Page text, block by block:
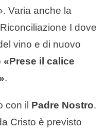
Varia anche la
I dove
vino e di nuovo
«Prese il calice
.
con il Padre Nostro.
Cristo è previsto